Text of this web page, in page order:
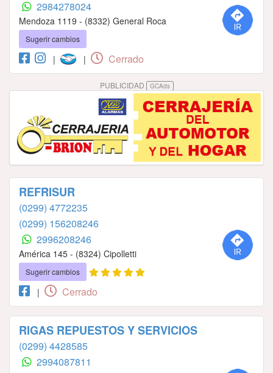
2984278024
Mendoza 1119 - (8332) General Roca
Sugerir cambios
| | Cerrado
PUBLICIDAD GCAds
REFRISUR
(0299) 4772235
(0299) 156208246
2996208246
América 145 - (8324) Cipolletti
Sugerir cambios
| Cerrado
RIGAS REPUESTOS Y SERVICIOS
(0299) 4428585
2994087811